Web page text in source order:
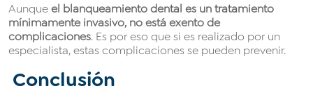
Aunqueel blanqueamiento dental es un tratamiento
mínimamente invasivo, no está exento de
complicaciones. Es por eso que si es realizado por un
especialista, estas complicaciones se pueden prevenir.
Conclusión